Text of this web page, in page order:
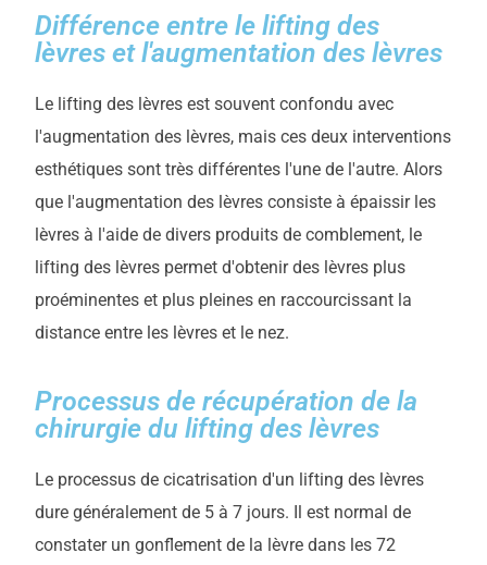
Différence entre le lifting des
lèvres et l'augmentation des lèvres
Le lifting des lèvres est souvent confondu avec
l'augmentation des lèvres, mais ces deux interventions
esthétiques sont très différentes l'une de l'autre. Alors
que l'augmentation des lèvres consiste à épaissir les
lèvres à l'aide de divers produits de comblement, le
lifting des lèvres permet d'obtenir des lèvres plus
proéminentes et plus pleines en raccourcissant la
distance entre les lèvres et le nez.
Processus de récupération de la
chirurgie du lifting des lèvres
Le processus de cicatrisation d'un lifting des lèvres
dure généralement de 5 à 7 jours. Il est normal de
constater un gonflement de la lèvre dans les 72